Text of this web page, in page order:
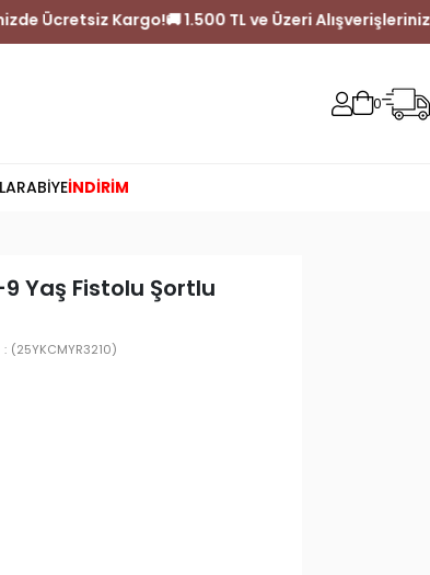
Alışverişlerinizde Ücretsiz Kargo!🚚 1.500 TL ve
0
ABİYEİNDİRİM
Yaş Fistolu Şortlu
(25YKCMYR3210)